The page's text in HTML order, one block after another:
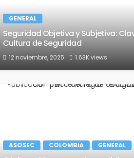
GENERAL
Seguridad Objetiva y Subjetiva:
Cultura de Seguridad
12 noviembre, 2025 1.63K views
ASOSEC COLOMBIA GENERAL